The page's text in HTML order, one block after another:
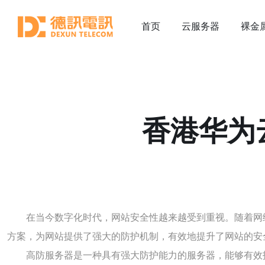
首页 云服务器 裸金
香港华为
在当今数字化时代，网站安全性越来越受到重视。随着
方案，为网站提供了强大的防护机制，有效地提升了网站的安
高防服务器是一种具有强大防护能力的服务器，能够有